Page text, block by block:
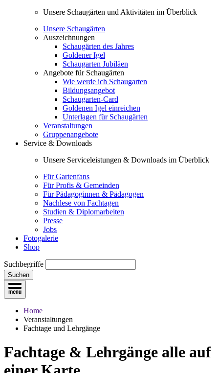
Unsere Schaugärten und Aktivitäten im Überblick
Unsere Schaugärten
Auszeichnungen
Schaugärten des Jahres
Goldener Igel
Schaugarten Jubiläen
Angebote für Schaugärten
Wie werde ich Schaugarten
Bildungsangebot
Schaugarten-Card
Goldenen Igel einreichen
Unterlagen für Schaugärten
Veranstaltungen
Gruppenangebote
Service & Downloads
Unsere Serviceleistungen & Downloads im Überblick
Für Gartenfans
Für Profis & Gemeinden
Für Pädagoginnen & Pädagogen
Nachlese von Fachtagen
Studien & Diplomarbeiten
Presse
Jobs
Fotogalerie
Shop
Suchbegriffe
Suchen
Home
Veranstaltungen
Fachtage und Lehrgänge
Fachtage & Lehrgänge alle auf